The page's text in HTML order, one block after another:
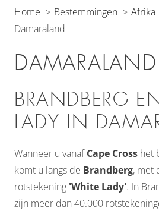
Home Bestemmingen Afrika
Damaraland
DAMARALAND
BRANDBERG
LADY IN
Wanneer u vanafCape Cross het
komt u langs de Brandberg, met
rotstekening 'White Lady'. In
zijn meer dan 40.000